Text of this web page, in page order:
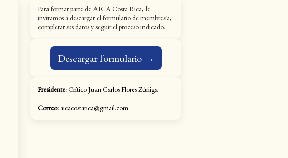
Para formar parte de AICA Costa Rica, le
invitamos a descargar el formulario de membresía,
completar sus datos y seguir el proceso indicado.
Descargar formulario →
Presidente:Crítico Juan Carlos Flores Zúñiga
Correo: aicacostarica@gmail.com